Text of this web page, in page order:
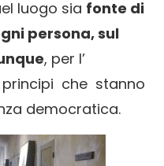
luogo sia fonte di
persona, sul
, per l’
principi che stanno
democratica.